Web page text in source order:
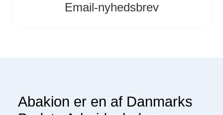
Email-nyhedsbrev
Abakion er en af Danmarks